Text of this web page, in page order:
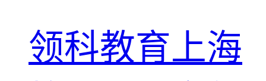
领科教育上海